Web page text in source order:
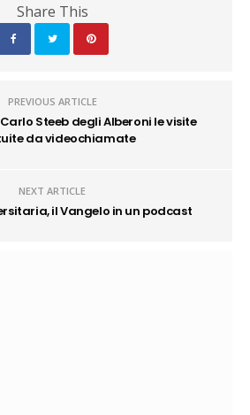
Share This
PREVIOUS ARTICLE
Steeb degli Alberoni le visite
da videochiamate
NEXT ARTICLE
il Vangelo in un podcast